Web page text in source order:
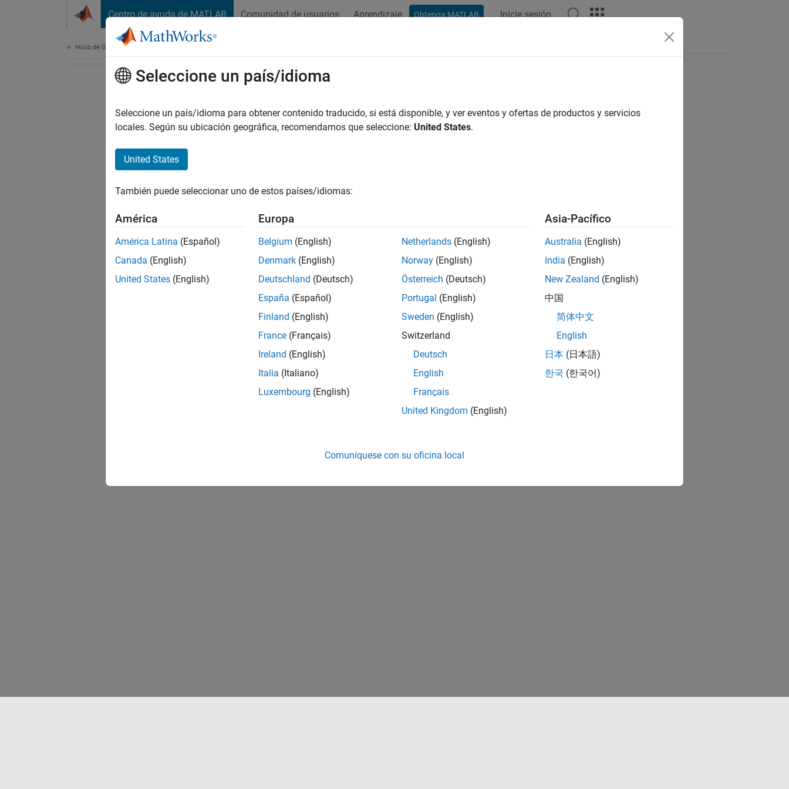
Centro de ayuda de MATLAB Comunidad de usuarios Aprendizaje Obtenga MATLAB Inicie sesión
Inicio de Documentación
¿Qué tan útil fue esta traducción?
Seleccione un país/idioma
Seleccione un país/idioma para obtener contenido traducido, si está disponible, y ver eventos y ofertas de productos y servicios
locales. Según su ubicación geográfica, recomendamos que seleccione: United States.
United States
También puede seleccionar uno de estos países/idiomas:
América
América Latina (Español)
Canada (English)
United States (English)
Europa
Belgium (English)
Denmark (English)
Deutschland (Deutsch)
España (Español)
Finland (English)
France (Français)
Ireland (English)
Italia (Italiano)
Luxembourg (English)
Netherlands (English)
Norway (English)
Österreich (Deutsch)
Portugal (English)
Sweden (English)
Switzerland
Deutsch
English
Français
United Kingdom (English)
Asia-Pacífico
Australia (English)
India (English)
New Zealand (English)
中国
简体中文
English
日本 (日本語)
한국 (한국어)
Comuníquese con su oficina local